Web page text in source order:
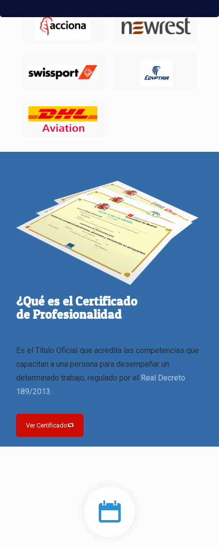
¿Qué es el Certificado
de Profesionalidad
Es el Título Oficial que acredita las competencias que
capacitan a una persona para desempeñar un
determinado trabajo, regulado por el Real Decreto
189/2013.
Ver Certificado